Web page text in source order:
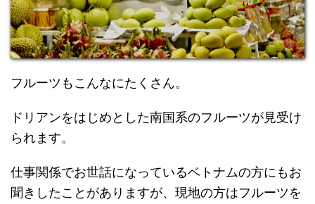
フルーツもこんなにたくさん。
ドリアンをはじめとした南国系のフルーツが見受け
られます。
仕事関係でお世話になっているベトナムの方にもお
聞きしたことがありますが、現地の方はフルーツを